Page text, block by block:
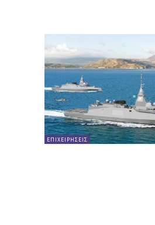
ΕΠΙΧΕΙΡΗΣΕΙΣ